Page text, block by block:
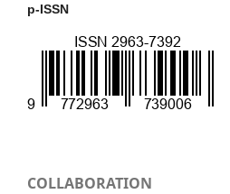
p-ISSN
COLLABORATION